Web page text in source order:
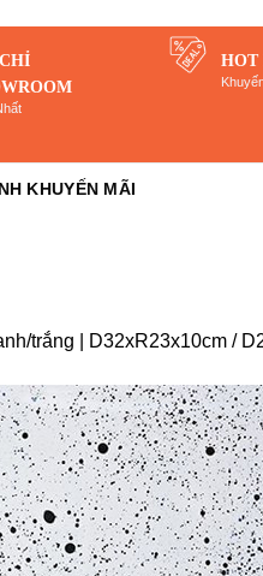
HOT
KHUYẾN MÃI
trắng | D32xR23x10cm /